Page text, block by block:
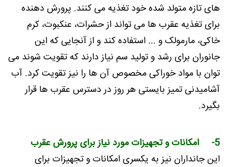
های تازه متولد شده خود تغذیه می کنند. پرورش دهنده
برای تغذیه عقرب ها می تواند از حشرات، عنکبوت، کرم
خاکی، مارمولک و ... استفاده کند و از آنجایی که این
جانوران برای رشد و تولید سم نیاز دارند که تقویت شوند می
توان با مواد خوراکی مخصوص آن ها را نیز تقویت کرد. آب
آشامیدنی تمیز بایستی هر روز در دسترس عقرب ها قرار
بگیرد.
5- امکانات و تجهیزات مورد نیاز برای پرورش عقرب
این جانداران نیز به یکسری امکانات و تجهیزات برای